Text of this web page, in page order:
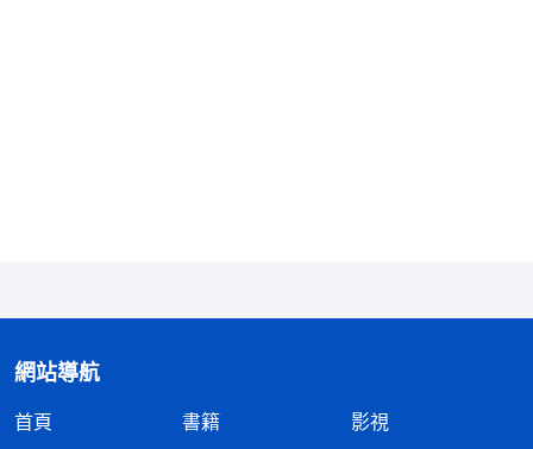
許上面過問、監督呢？為什麽還能抵觸、反抗呢？這
網站導航
首頁 書籍
影視